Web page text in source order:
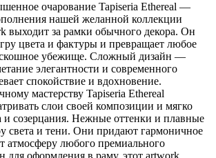
очарование Tapiseria Ethereal —
нашей желанной коллекции
выходит за рамки обычного декора. Он
цвета и фактуры и превращает любое
убежище. Сложный дизайн —
элегантности и современного
спокойствие и вдохновение.
мастерству Tapiseria Ethereal
слои своей композиции и мягко
созерцания. Нежные оттенки и плавные
света и тени. Они придают гармоничное
атмосферу любого премиального